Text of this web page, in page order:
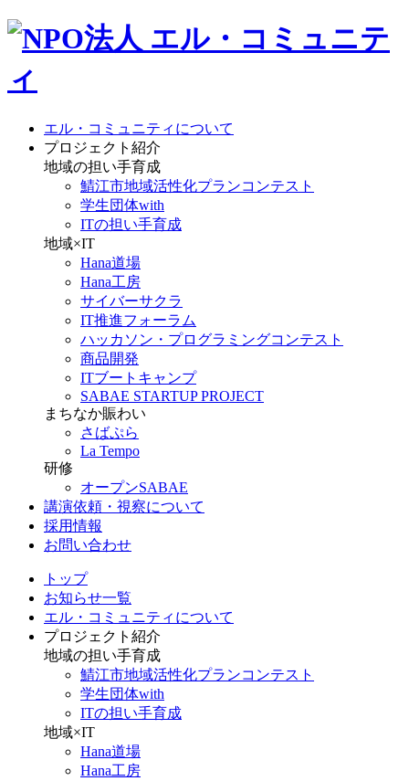
エル・コミュニティについて
プロジェクト紹介
地域の担い手育成
鯖江市地域活性化プランコンテスト
学生団体with
ITの担い手育成
地域×IT
Hana道場
Hana工房
サイバーサクラ
IT推進フォーラム
ハッカソン・プログラミングコンテスト
商品開発
ITブートキャンプ
SABAE STARTUP PROJECT
まちなか賑わい
さばぷら
La Tempo
研修
オープンSABAE
講演依頼・視察について
採用情報
お問い合わせ
トップ
お知らせ一覧
エル・コミュニティについて
プロジェクト紹介
地域の担い手育成
鯖江市地域活性化プランコンテスト
学生団体with
ITの担い手育成
地域×IT
Hana道場
Hana工房